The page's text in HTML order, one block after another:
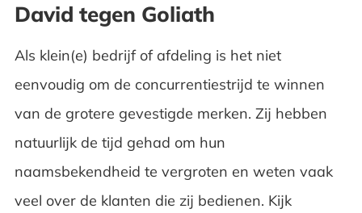
David tegen Goliath
Als klein(e) bedrijf of afdeling is het niet
eenvoudig om de concurrentiestrijd te winnen
van de grotere gevestigde merken. Zij hebben
natuurlijk de tijd gehad om hun
naamsbekendheid te vergroten en weten vaak
veel over de klanten die zij bedienen. Kijk